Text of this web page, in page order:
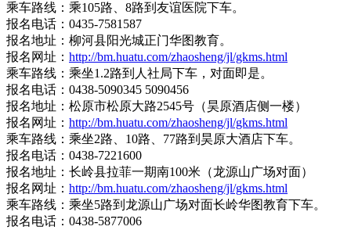
乘车路线：乘105路、8路到友谊医院下车。
报名电话：0435-7581587
报名地址：柳河县阳光城正门华图教育。
报名网址： http://bm.huatu.com/zhaosheng/jl/gkms.html
乘车路线：乘坐1.2路到人社局下车，对面即是。
报名电话：0438-5090345 5090456
报名地址：松原市松原大路2545号（昊原酒店侧一楼）
报名网址： http://bm.huatu.com/zhaosheng/jl/gkms.html
乘车路线：乘坐2路、10路、77路到昊原大酒店下车。
报名电话：0438-7221600
报名地址：长岭县拉菲一期南100米（龙源山广场对面）
报名网址： http://bm.huatu.com/zhaosheng/jl/gkms.html
乘车路线：乘坐5路到龙源山广场对面长岭华图教育下车。
报名电话：0438-5877006